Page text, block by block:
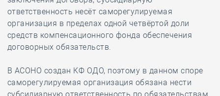
ответственность несёт саморегулируемая
организация в пределах одной четвёртой доли
средств компенсационного фонда обеспечения
договорных обязательств.
В АСОНО создан КФ ОДО, поэтому в данном споре
саморегулируемая организация обязана нести